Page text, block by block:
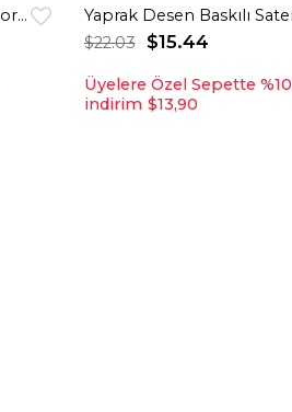
Ekose Garnili Kapişonlu Spor Tunik Krem
$15.44
$22.03
Üyelere Özel Sepette %10
indirim $13,90